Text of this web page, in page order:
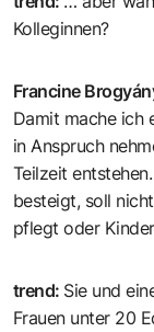
Kolleginnen?
Francine
Damit mache ich
in Anspruch
Teilzeit
besteigt, soll
pflegt oder
trend: Sie und
Frauen unter 20